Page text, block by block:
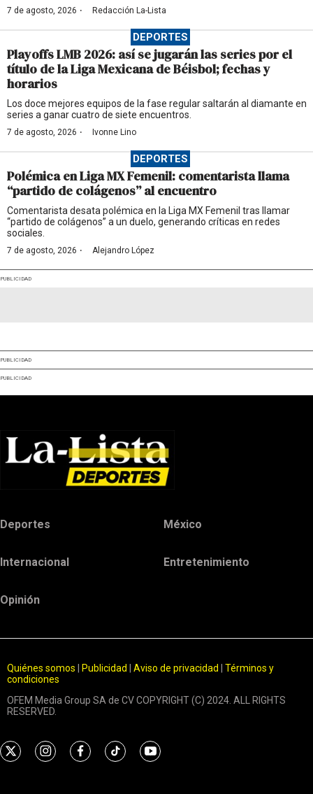
7 de agosto, 2026 · Redacción La-Lista
DEPORTES
Playoffs LMB 2026: así se jugarán las series por el
título de la Liga Mexicana de Béisbol; fechas y
horarios
Los doce mejores equipos de la fase regular saltarán al diamante en
series a ganar cuatro de siete encuentros.
7 de agosto, 2026 · Ivonne Lino
DEPORTES
Polémica en Liga MX Femenil: comentarista llama
“partido de colágenos” al encuentro
Comentarista desata polémica en la Liga MX Femenil tras llamar
“partido de colágenos” a un duelo, generando críticas en redes
sociales.
7 de agosto, 2026 · Alejandro López
PUBLICIDAD
PUBLICIDAD
PUBLICIDAD
Deportes México
Internacional Entretenimiento
Opinión
Quiénes somos | Publicidad | Aviso de privacidad | Términos y
condiciones
OFEM Media Group SA de CV COPYRIGHT (C) 2024. ALL RIGHTS
RESERVED.
t
i
f
t
y